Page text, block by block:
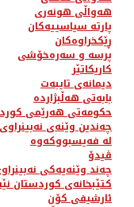
هەواڵی هونەری
پارتە سیاسییەکان
ڕێکخراوەکان
پرسە و سەرەخۆشی
کاریکاتێر
دیمانەی تایبەت
بابەتی هەڵبژاردە
حکومەتی هەرێمی
چەندین وێنەی
لە فەیسبووکەوە
ڤیدۆ
چەند وێنەیەکی
کتێبخانەی کوردستان
ئارشیفی کۆن